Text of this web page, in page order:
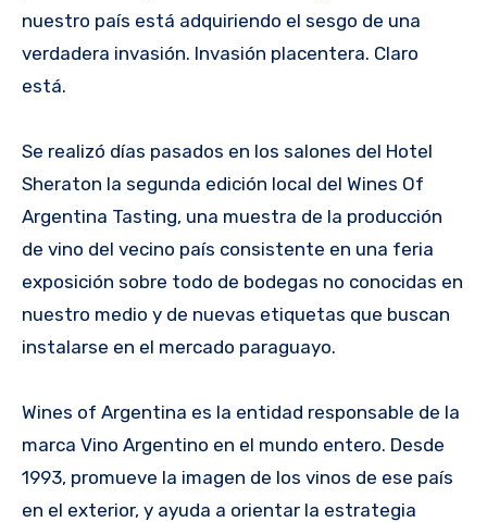
nuestro país está adquiriendo el sesgo de una
verdadera invasión. Invasión placentera. Claro
está.
Se realizó días pasados en los salones del Hotel
Sheraton la segunda edición local del Wines Of
Argentina Tasting, una muestra de la producción
de vino del vecino país consistente en una feria
exposición sobre todo de bodegas no conocidas en
nuestro medio y de nuevas etiquetas que buscan
instalarse en el mercado paraguayo.
Wines of Argentina es la entidad responsable de la
marca Vino Argentino en el mundo entero. Desde
1993, promueve la imagen de los vinos de ese país
en el exterior, y ayuda a orientar la estrategia